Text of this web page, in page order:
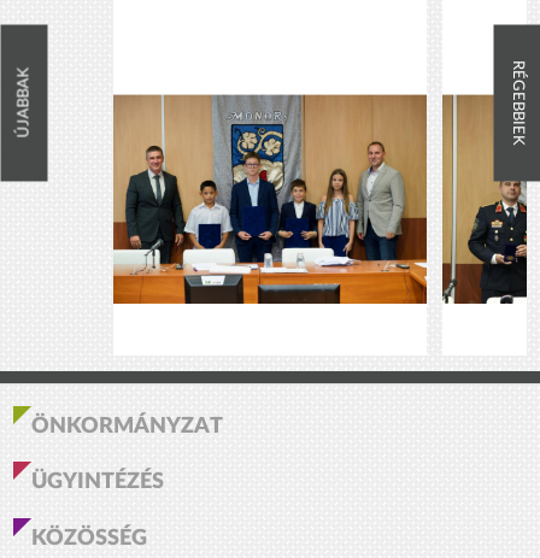
ÚJABBAK RÉGEBBIEK
ÖNKORMÁNYZAT
ÜGYINTÉZÉS
KÖZÖSSÉG